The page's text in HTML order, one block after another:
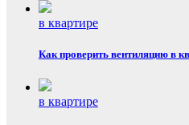
в квартире
Как проверить вентиляцию в
в квартире